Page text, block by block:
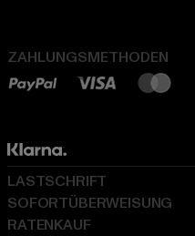
ZAHLUNGSMETHODEN
LASTSCHRIFT
SOFORTÜBERWEISUNG
RATENKAUF